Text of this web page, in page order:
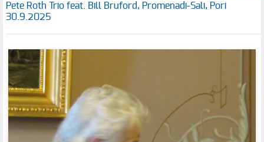
Pete Roth Trio feat. Bill Bruford, Promenadi-Sali, Pori
30.9.2025